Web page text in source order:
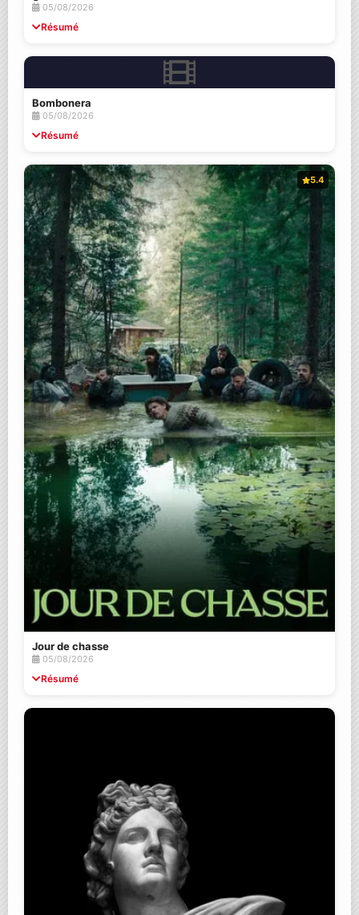
05/08/2026
Résumé
Bombonera
05/08/2026
Résumé
5.4
Jour de chasse
05/08/2026
Résumé